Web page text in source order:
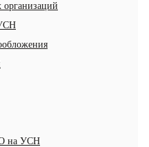
на УСН